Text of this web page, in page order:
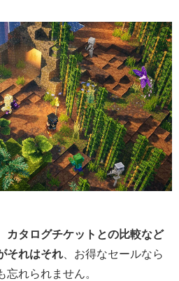
カタログチケットとの比較など
それはそれ 、お得なセールなら
忘れられません。